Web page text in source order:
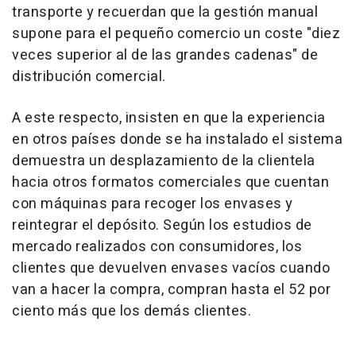
transporte y recuerdan que la gestión manual
supone para el pequeño comercio un coste "diez
veces superior al de las grandes cadenas" de
distribución comercial.
A este respecto, insisten en que la experiencia
en otros países donde se ha instalado el sistema
demuestra un desplazamiento de la clientela
hacia otros formatos comerciales que cuentan
con máquinas para recoger los envases y
reintegrar el depósito. Según los estudios de
mercado realizados con consumidores, los
clientes que devuelven envases vacíos cuando
van a hacer la compra, compran hasta el 52 por
ciento más que los demás clientes.